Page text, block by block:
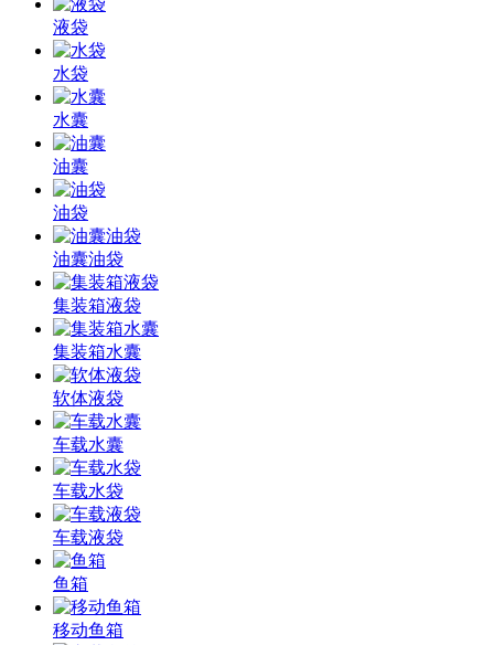
液袋
水袋
水囊
油囊
油袋
油囊油袋
集装箱液袋
集装箱水囊
软体液袋
车载水囊
车载水袋
车载液袋
鱼箱
移动鱼箱